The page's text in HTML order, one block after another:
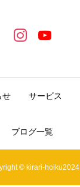
せ サービス
ブログ一覧
© kirari-hoiku2024